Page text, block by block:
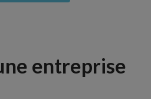
entreprise